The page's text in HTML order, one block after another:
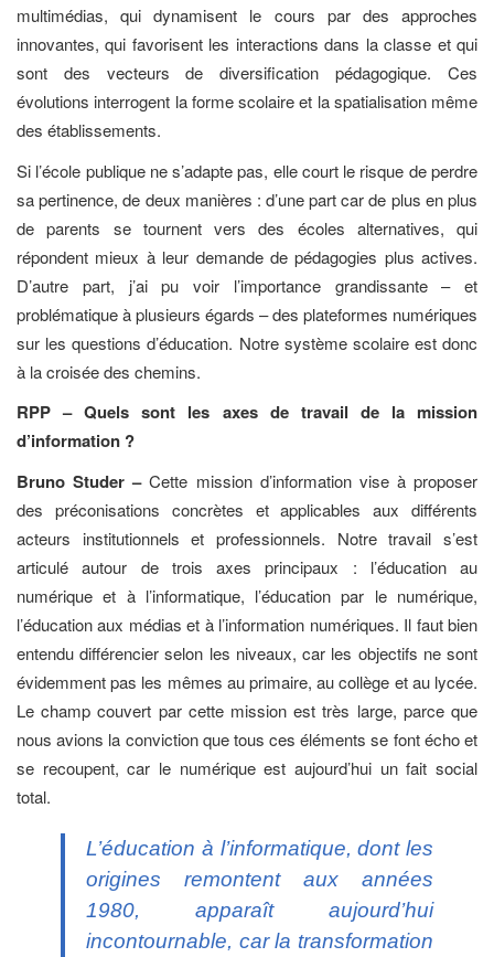
multimédias, qui dynamisent le cours par des approches
innovantes, qui favorisent les interactions dans la classe et qui
sont des vecteurs de diversification pédagogique. Ces
évolutions interrogent la forme scolaire et la spatialisation même
des établissements.
Si l’école publique ne s’adapte pas, elle court le risque de perdre
sa pertinence, de deux manières : d’une part car de plus en plus
de parents se tournent vers des écoles alternatives, qui
répondent mieux à leur demande de pédagogies plus actives.
D’autre part, j’ai pu voir l’importance grandissante – et
problématique à plusieurs égards – des plateformes numériques
sur les questions d’éducation. Notre système scolaire est donc
à la croisée des chemins.
RPP – Quels sont les axes de travail de la mission
d’information ?
Bruno Studer –Cette mission d’information vise à proposer
des préconisations concrètes et applicables aux différents
acteurs institutionnels et professionnels. Notre travail s’est
articulé autour de trois axes principaux : l’éducation au
numérique et à l’informatique, l’éducation par le numérique,
l’éducation aux médias et à l’information numériques. Il faut bien
entendu différencier selon les niveaux, car les objectifs ne sont
évidemment pas les mêmes au primaire, au collège et au lycée.
Le champ couvert par cette mission est très large, parce que
nous avions la conviction que tous ces éléments se font écho et
se recoupent, car le numérique est aujourd’hui un fait social
total.
L’éducation à l’informatique, dont les
origines remontent aux années
1980, apparaît aujourd’hui
incontournable, car la transformation